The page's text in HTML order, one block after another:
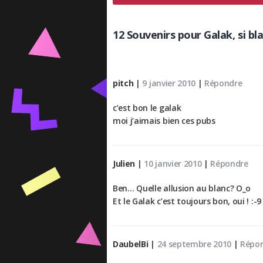
12 Souvenirs pour Galak, si
pitch | 9 janvier 2010 | Répondre
c’est bon le galak
moi j’aimais bien ces pubs
Julien | 10 janvier 2010| Répondre
Ben… Quelle allusion au blanc? O_o
Et le Galak c’est toujours bon, oui ! :-9
DaubelBi | 24 septembre 2010 |